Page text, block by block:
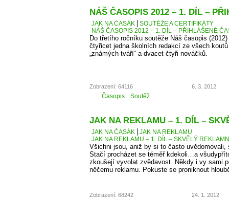
NÁŠ ČASOPIS 2012 – 1. DÍL –
JAK NA ČASÁK
SOUTĚŽE A CERTIFIKÁTY
NÁŠ ČASOPIS 2012 – 1. DÍL – PŘIHLÁŠENÉ
Do třetího ročníku soutěže Náš časopis
čtyřicet jedna školních redakcí ze všech
„známých tváří“ a dvacet čtyři nováčků.
Zobrazení: 64116 6. 3. 2012
Časopis Soutěž
JAK NA REKLAMU – 1. DÍL –
JAK NA ČASÁK
JAK NA REKLAMU
JAK NA REKLAMU – 1. DÍL – SKVĚLÝ
Všichni jsou, aniž by si to často
Stačí procházet se téměř kdekoli…a
zkoušejí vyvolat zvědavost. Někdy i vy sami
něčemu reklamu. Pokuste se proniknout
Zobrazení: 68242 24. 1. 2012